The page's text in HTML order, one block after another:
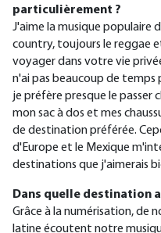
particulièrement ?
J'aime la musique populaire
country, toujours le reggae
voyager dans votre vie
n'ai pas beaucoup de temps
je préfère presque le passer
mon sac à dos et mes
de destination préférée.
d'Europe et le Mexique
destinations que j'aimerais
Dans quelle destination
Grâce à la numérisation, de
latine écoutent notre